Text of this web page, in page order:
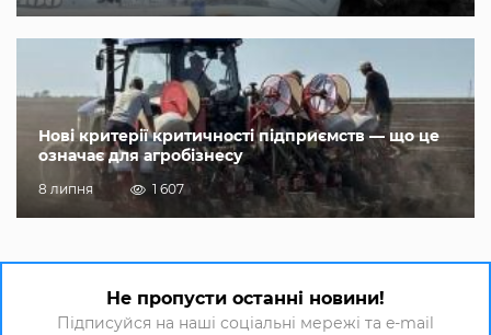
Нові критерії критичності підприємств — що це
означає для агробізнесу
8 липня 1 607
Не пропусти останні новини!
Підписуйся на наші соціальні мережі та e-mail